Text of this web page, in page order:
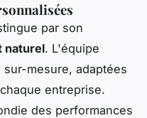
par son
naturel. L'équipe
sur-mesure, adaptées
entreprise.
des performances